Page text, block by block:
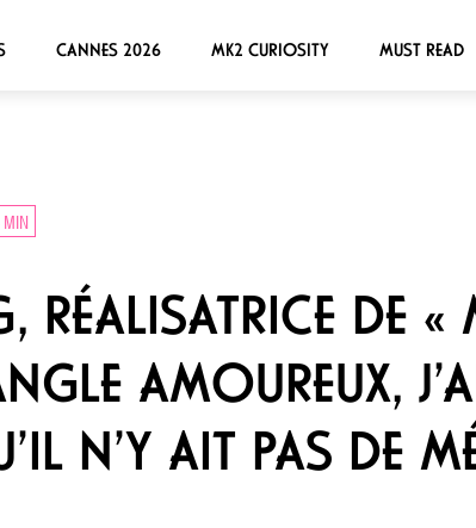
CANNES 2026 MK2 CURIOSITY MUST READ
RÉALISATRICE DE «
AMOUREUX,
N’Y AIT PAS DE